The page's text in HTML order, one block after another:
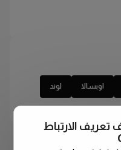
اوبسالا لوند
الارتباط